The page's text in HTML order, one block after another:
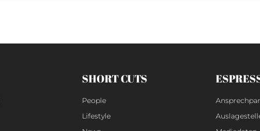
SHORT CUTS
People
Lifestyle